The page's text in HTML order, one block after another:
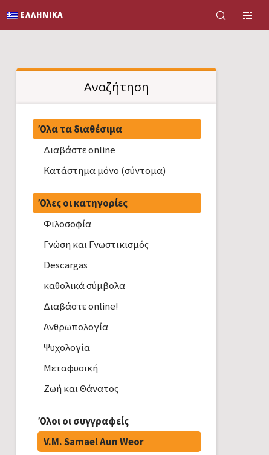
ΕΛΛΗΝΙΚΆ
Αναζήτηση
Όλα τα διαθέσιμα
Διαβάστε online
Κατάστημα μόνο (σύντομα)
Όλες οι κατηγορίες
Φιλοσοφία
Γνώση και Γνωστικισμός
Descargas
καθολικά σύμβολα
Διαβάστε online!
Ανθρωπολογία
Ψυχολογία
Μεταφυσική
Ζωή και Θάνατος
Όλοι οι συγγραφείς
V.M. Samael Aun Weor